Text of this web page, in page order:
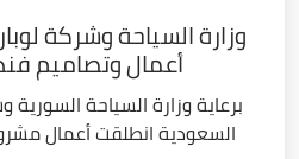
وزارة السياحة وشركة
أعمال وتصاميم
برعاية وزارة السياحة
السعودية انطلقت أعمال